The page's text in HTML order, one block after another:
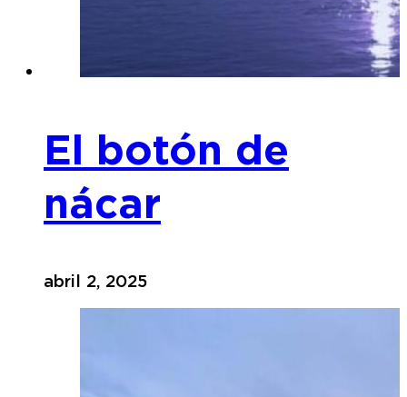
El botón de
nácar
abril 2, 2025